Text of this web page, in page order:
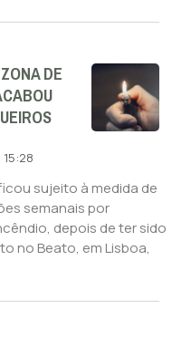
DE
15:28
sujeito à medida de
semanais por
depois de ter sido
no Beato, em Lisboa,